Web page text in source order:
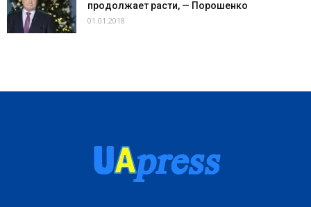
продолжает расти, — Порошенко
01.01.2018